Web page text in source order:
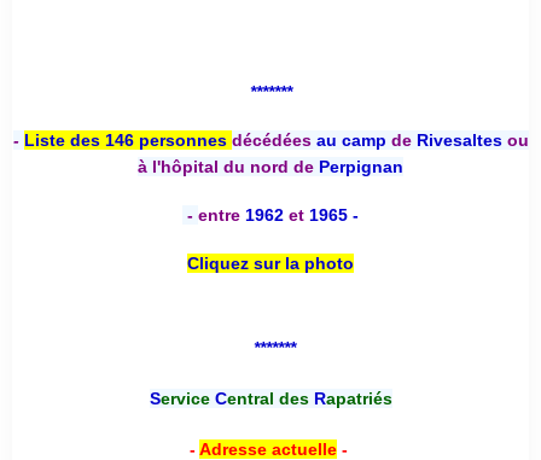
*******
- Liste des 146 personnes décédées au camp deRivesaltesou
à l'hôpital du nord de Perpignan
- entre 1962 et 1965 -
Cliquez sur la photo
*******
Service Central desRapatriés
-Adresse actuelle-